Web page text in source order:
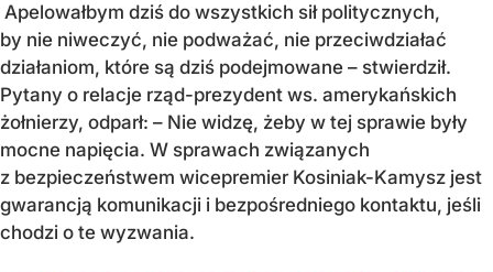
Apelowałbym dziś do wszystkich sił politycznych,
by nie niweczyć, nie podważać, nie przeciwdziałać
działaniom, które są dziś podejmowane – stwierdził.
Pytany o relacje rząd-prezydent ws. amerykańskich
żołnierzy, odparł: – Nie widzę, żeby w tej sprawie były
mocne napięcia. W sprawach związanych
z bezpieczeństwem wicepremier Kosiniak-Kamysz jest
gwarancją komunikacji i bezpośredniego kontaktu, jeśli
chodzi o te wyzwania.